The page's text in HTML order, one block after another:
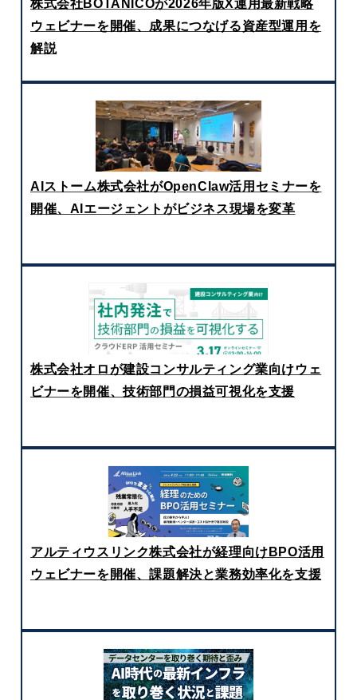
株式会社BOTANICOが2026年版X運用最新戦略
ウェビナーを開催、成果につなげる資産型運用を
解説
AIストーム株式会社がOpenClaw活用セミナーを
開催、AIエージェントがビジネス現場を変革
株式会社オロが建設コンサルティング業向けウェ
ビナーを開催、技術部門の損益可視化を支援
アルティウスリンク株式会社が経理向けBPO活用
ウェビナーを開催、課題解決と業務効率化を支援